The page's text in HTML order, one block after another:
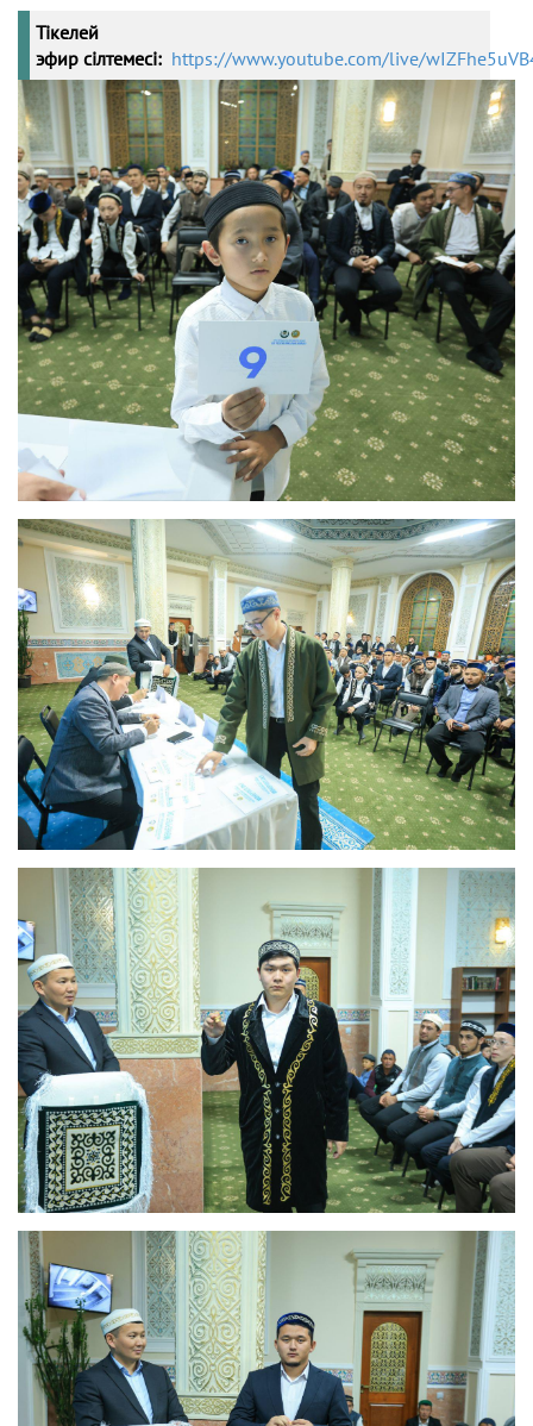
Тікелей
эфир сілтемесі: https://www.youtube.com/live/